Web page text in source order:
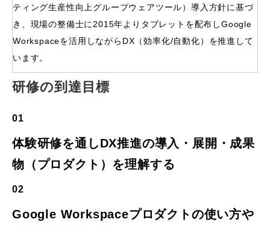
ティング生産性向上グループウェアツール）導入方針に基づ
き、現場の整備士に2015年よりタブレットを配布しGoogle
Workspaceを活用しながらDX（効率化/自動化）を推進して
います。
研修の到達目標
01
体験研修を通しDX推進の導入・展開・成果
物（プロダクト）を理解する
02
Google Workspaceプロダクトの使い方や